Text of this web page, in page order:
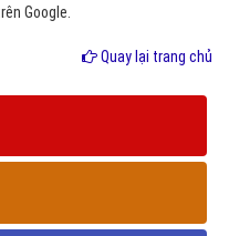
Google.
Quay lại trang chủ